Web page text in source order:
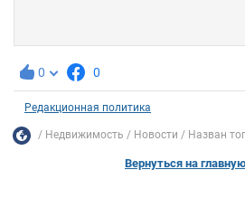
0 0
Редакционная политика
Недвижимость Новости Назван
Вернуться на